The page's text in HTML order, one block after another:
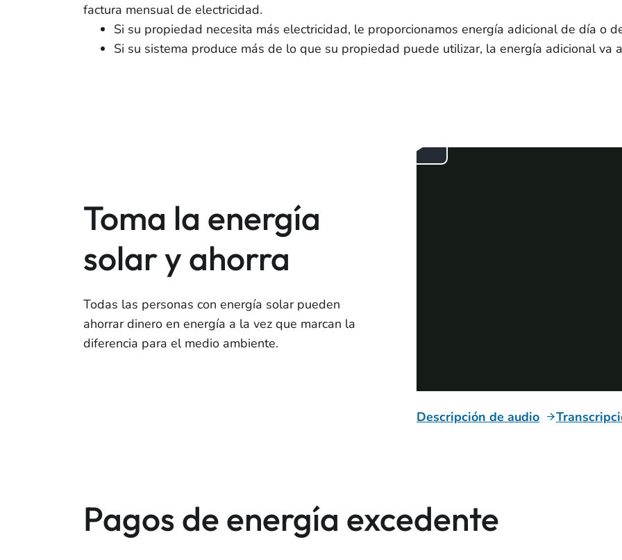
factura mensual de electricidad.
Si su propiedad necesita más electricidad, le proporcionamos energía adicional de día o
Si su sistema produce más de lo que su propiedad puede utilizar, la energía adicional va
Descripción de audio
Toma la energía
solar y ahorra
Todas las personas con energía solar pueden
ahorrar dinero en energía a la vez que marcan la
diferencia para el medio ambiente.
Pagos de energía excedente